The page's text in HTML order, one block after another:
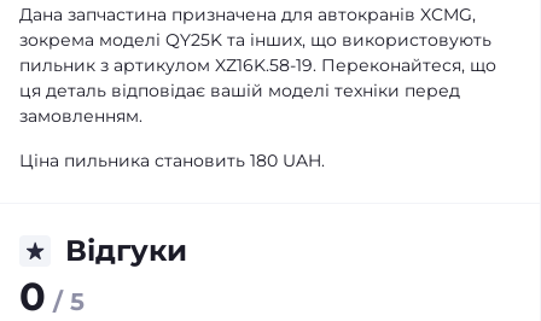
Дана запчастина призначена для автокранів XCMG,
зокрема моделі QY25K та інших, що використовують
пильник з артикулом XZ16K.58-19. Переконайтеся, що
ця деталь відповідає вашій моделі техніки перед
замовленням.
Ціна пильника становить 180 UAH.
Відгуки
0 / 5